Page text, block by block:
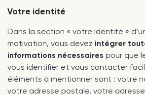
Votre identité
Dans la section « votre identité »
motivation, vous devez intégrer
informations nécessaires pour que
vous identifier et vous contacter
éléments à mentionner sont : votre
votre adresse postale, votre